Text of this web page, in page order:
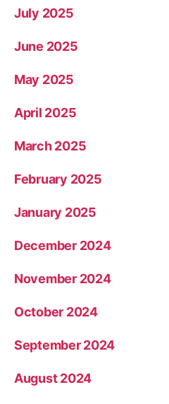
July 2025
June 2025
May 2025
April 2025
March 2025
February 2025
January 2025
December 2024
November 2024
October 2024
September 2024
August 2024